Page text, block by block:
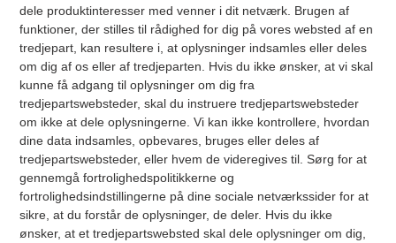
dele produktinteresser med venner i dit netværk. Brugen af
funktioner, der stilles til rådighed for dig på vores websted af en
tredjepart, kan resultere i, at oplysninger indsamles eller deles
om dig af os eller af tredjeparten. Hvis du ikke ønsker, at vi skal
kunne få adgang til oplysninger om dig fra
tredjepartswebsteder, skal du instruere tredjepartswebsteder
om ikke at dele oplysningerne. Vi kan ikke kontrollere, hvordan
dine data indsamles, opbevares, bruges eller deles af
tredjepartswebsteder, eller hvem de videregives til. Sørg for at
gennemgå fortrolighedspolitikkerne og
fortrolighedsindstillingerne på dine sociale netværkssider for at
sikre, at du forstår de oplysninger, de deler. Hvis du ikke
ønsker, at et tredjepartswebsted skal dele oplysninger om dig,